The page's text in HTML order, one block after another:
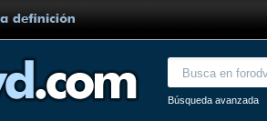
Búsqueda avanzada